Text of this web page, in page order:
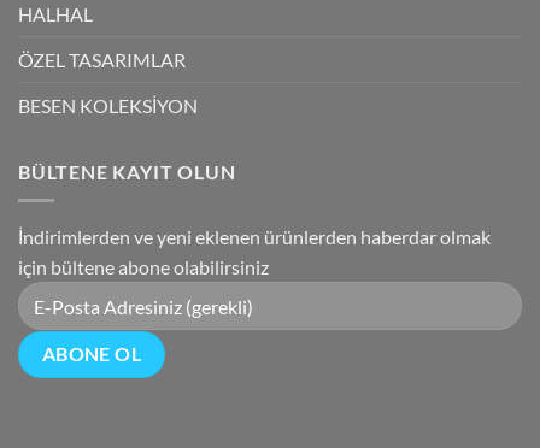
HALHAL
ÖZEL TASARIMLAR
BESEN KOLEKSİYON
BÜLTENE KAYIT OLUN
İndirimlerden ve yeni eklenen ürünlerden haberdar olmak
için bültene abone olabilirsiniz